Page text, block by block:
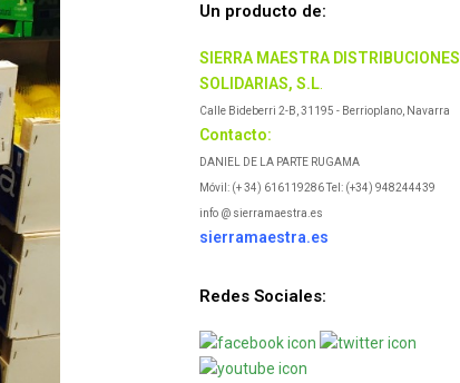
Un producto de:
SIERRA MAESTRA DISTRIBUCIONES
SOLIDARIAS, S.L.
Calle Bideberri 2-B, 31195 - Berrioplano, Navarra
Contacto:
DANIEL DE LA PARTE RUGAMA
Móvil: (+ 34) 616119286 Tel: (+34) 948244439
info @ sierramaestra.es
sierramaestra.es
Redes Sociales: